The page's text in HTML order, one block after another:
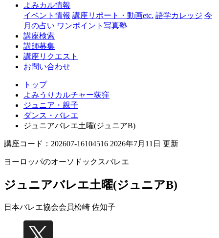
よみカル情報
イベント情報 講座リポート・動画etc. 語学カレッジ 今
月の占い ワンポイント写真塾
講座検索
講師募集
講座リクエスト
お問い合わせ
トップ
よみうりカルチャー荻窪
ジュニア・親子
ダンス・バレエ
ジュニアバレエ土曜(ジュニアB)
講座コード：202607-16104516 2026年7月11日 更新
ヨーロッパのオーソドックスバレエ
ジュニアバレエ土曜(ジュニアB)
日本バレエ協会会員松崎 佐知子